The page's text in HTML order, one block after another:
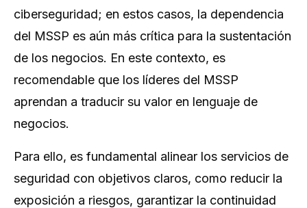
ciberseguridad; en estos casos, la dependencia
del MSSP es aún más crítica para la sustentación
de los negocios. En este contexto, es
recomendable que los líderes del MSSP
aprendan a traducir su valor en lenguaje de
negocios.
Para ello, es fundamental alinear los servicios de
seguridad con objetivos claros, como reducir la
exposición a riesgos, garantizar la continuidad